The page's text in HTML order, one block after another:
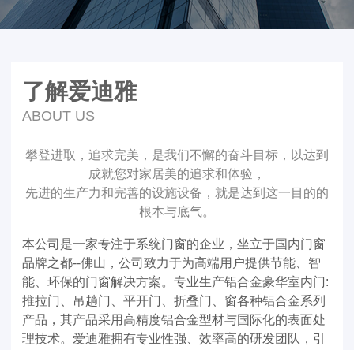
了解爱迪雅
ABOUT US
攀登进取，追求完美，是我们不懈的奋斗目标，以达到
成就您对家居美的追求和体验，
先进的生产力和完善的设施设备，就是达到这一目的的
根本与底气。
本公司是一家专注于系统门窗的企业，坐立于国内门窗
品牌之都--佛山，公司致力于为高端用户提供节能、智
能、环保的门窗解决方案。专业生产铝合金豪华室内门:
推拉门、吊趟门、平开门、折叠门、窗各种铝合金系列
产品，其产品采用高精度铝合金型材与国际化的表面处
理技术。爱迪雅拥有专业性强、效率高的研发团队，引